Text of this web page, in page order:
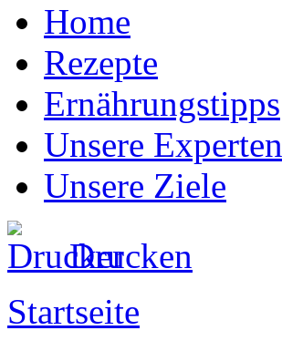
Home
Rezepte
Ernährungstipps
Unsere Experten
Unsere Ziele
Drucken
Startseite